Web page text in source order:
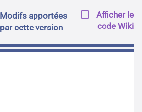
Modifs apportées
par cette version
Afficher le
code Wiki